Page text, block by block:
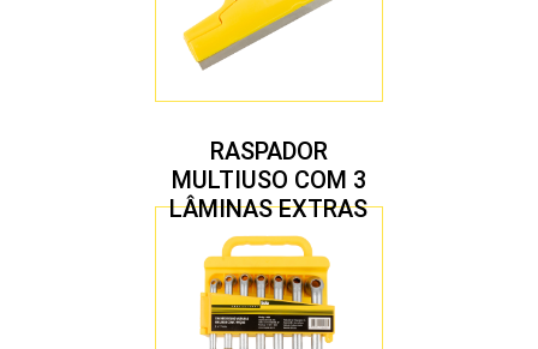
RASPADOR
MULTIUSO COM 3
LÂMINAS EXTRAS